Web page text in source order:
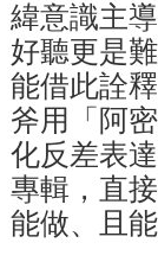
緯意識主
好聽更是
能借此詮
斧用「阿
化反差表
專輯，直
能做、且